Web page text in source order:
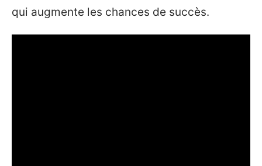
qui augmente les chances de succès.